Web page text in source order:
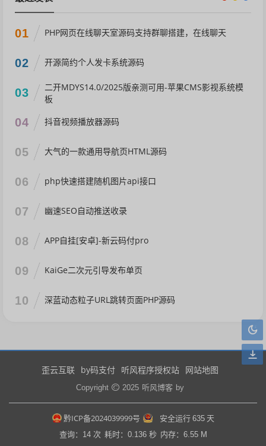
01 PHP网页在线聊天室源码支持群聊搭建，在线聊天
02 开源简约个人发卡系统源码
03
二开MDYS14.0/2025版亲测可用-苹果CMS影视系统模
板
04 抖音视频播放器源码
05 大气的一款通用导航页HTML源码
06 php快速搭建随机图片api接口
07 幽速SEO自动推送收录
08 APP自挂[安卓]-新云码付pro
09 KaiGe二次元引导发布单页
10 深蓝动态粒子URL跳转页面PHP源码
歪云互联 by码支付 听风程序授权站 网站地图
Copyright 2025 听风博客 by
黔ICP备2024039999号 安全运行 635 天
查询：14 次 耗时：0.136 秒 内存：6.55 M